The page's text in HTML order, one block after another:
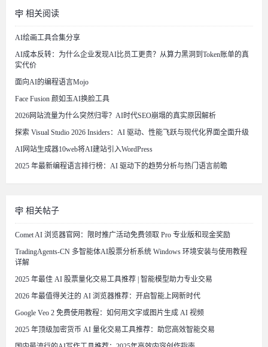
相关阅读
AI绘画工具合集分享
AI成本反转：为什么企业发现AI比员工更贵？从算力黑洞到Token账单的真
实代价
面向AI的编程语言Mojo
Face Fusion 颜如玉AI换脸工具
2026网站流量为什么突然归零？AI时代SEO崩塌的真实原因解析
探索 Visual Studio 2026 Insiders：AI 驱动、性能飞跃与现代化界面全面升级
AI网站生成器10web将AI建站引入WordPress
2025 年最新编程语言排行榜：AI 驱动下的趋势分析与热门语言前瞻
相关帖子
Comet AI 浏览器官网：限时推广活动免费领取 Pro 专业版和现金奖励
TradingAgents-CN 多智能体AI股票分析系统 Windows 环境安装与使用教程
详解
2025 年最佳 AI 股票量化交易工具推荐 | 智能模型助力专业交易
2026 年最值得关注的 AI 浏览器推荐：开启智能上网新时代
Google Veo 2 免费使用教程：如何用文字或图片生成 AI 视频
2025 年顶级加密货币 AI 量化交易工具推荐：助您高效智能交易